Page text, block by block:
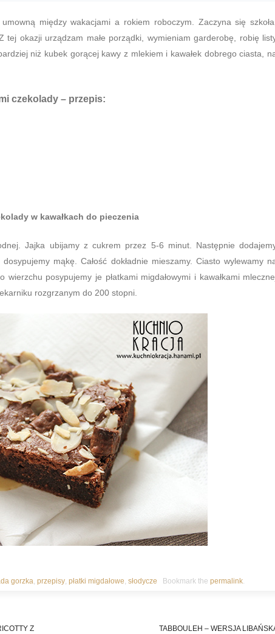
między wakacjami a rokiem roboczym. Zaczyna się szkoła,
tej okazji urządzam małe porządki, wymieniam garderobę, robię
niż kubek gorącej kawy z mlekiem i kawałek dobrego ciasta,
czekolady – przepis:
w kawałkach do pieczenia
Jajka ubijamy z cukrem przez 5-6 minut. Następnie
mąkę. Całość dokładnie mieszamy. Ciasto wylewamy
posypujemy je płatkami migdałowymi i kawałkami
rozgrzanym do 200 stopni.
gorzka, przepisy, płatki migdałowe, słodycze Bookmark the permalink.
Z
TABBOULEH – WERSJA